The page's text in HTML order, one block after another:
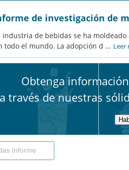
de investigación de
industria de bebidas se ha
todo el mundo. La adopción d ... Leer
Obtenga
a través de nuestras